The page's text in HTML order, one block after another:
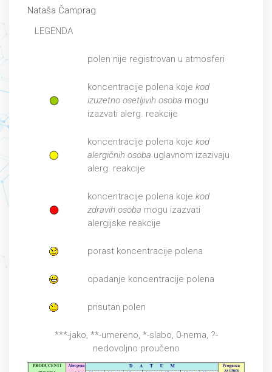
Nataša Čamprag
LEGENDA
polen nije registrovan u atmosferi
koncentracije polena koje kod
izuzetno osetljivih osoba mogu
izazvati alerg. reakcije
koncentracije polena koje kod
alergičnih osoba uglavnom izazivaju
alerg. reakcije
koncentracije polena koje kod
zdravih osoba mogu izazvati
alergijske reakcije
porast koncentracije polena
opadanje koncentracije polena
prisutan polen
***-jako, **-umereno, *-slabo, 0-nema, ?-
nedovoljno proučeno